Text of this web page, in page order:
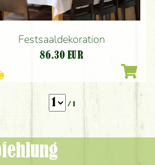
Festsaaldekoration
86.30 EUR
/ 1